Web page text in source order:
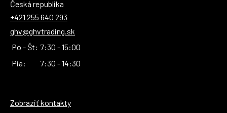
Česká republika
+421 255 640 293
ghv@ghvtrading.sk
Po - Št: 7:30 - 15:00
Pia:
7:30 - 14:30
Zobraziť kontakty